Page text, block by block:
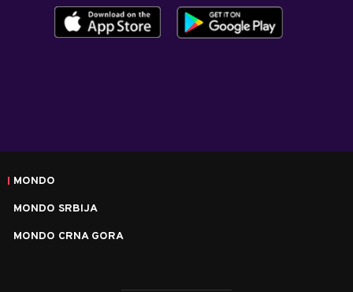
MONDO
MONDO SRBIJA
MONDO CRNA GORA